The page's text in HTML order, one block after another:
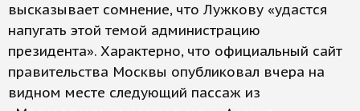
высказывает сомнение, что Лужкову «удастся
напугать этой темой администрацию
президента». Характерно, что официальный сайт
правительства Москвы опубликовал вчера на
видном месте следующий пассаж из